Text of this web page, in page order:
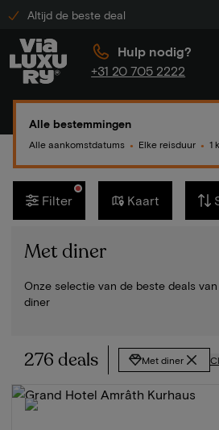
Altijd de beste deal
Hulp nodig?
+31 20 705 2222
Alle bestemmingen
Alle aankomstdatums ● Elke reisduur ● 1
Filter Kaart
Met diner
Onze selectie van de beste deals
diner
276 deals Met diner